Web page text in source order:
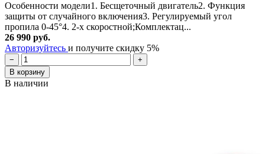
Особенности модели1. Бесщеточный двигатель2. Функция
защиты от случайного включения3. Регулируемый угол
пропила 0-45°4. 2-х скоростной;Комплектац...
26 990 руб.
Авторизуйтесь и получите скидку 5%
−
+
В корзину
В наличии